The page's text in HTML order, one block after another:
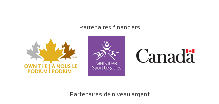
Partenaires financiers
Partenaires de niveau argent